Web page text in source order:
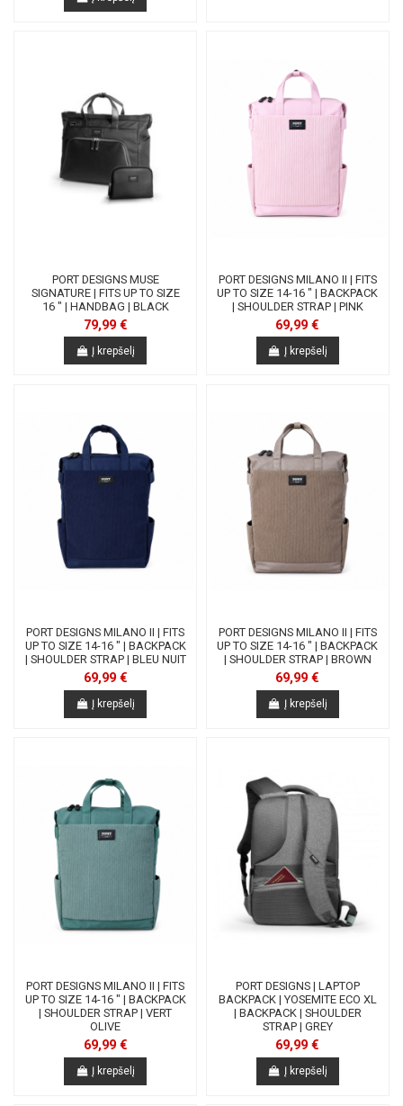
PORT DESIGNS MUSE
SIGNATURE | FITS UP TO SIZE
16 " | HANDBAG | BLACK
79,99 €
Į krepšelį
PORT DESIGNS MILANO II | FITS
UP TO SIZE 14-16 " | BACKPACK
| SHOULDER STRAP | PINK
69,99 €
Į krepšelį
PORT DESIGNS MILANO II | FITS
UP TO SIZE 14-16 " | BACKPACK
| SHOULDER STRAP | BLEU NUIT
69,99 €
Į krepšelį
PORT DESIGNS MILANO II | FITS
UP TO SIZE 14-16 " | BACKPACK
| SHOULDER STRAP | BROWN
69,99 €
Į krepšelį
PORT DESIGNS MILANO II | FITS
UP TO SIZE 14-16 " | BACKPACK
| SHOULDER STRAP | VERT
OLIVE
69,99 €
Į krepšelį
PORT DESIGNS | LAPTOP
BACKPACK | YOSEMITE ECO XL
| BACKPACK | SHOULDER
STRAP | GREY
69,99 €
Į krepšelį